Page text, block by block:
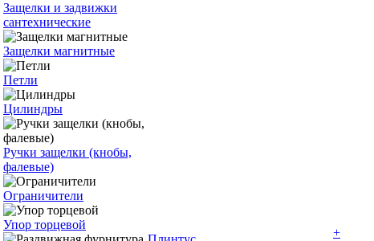
Защелки и задвижки
сантехнические
Защелки магнитные
Петли
Цилиндры
Ручки защелки (кнобы,
фалевые)
Ограничители
Упор торцевой
+